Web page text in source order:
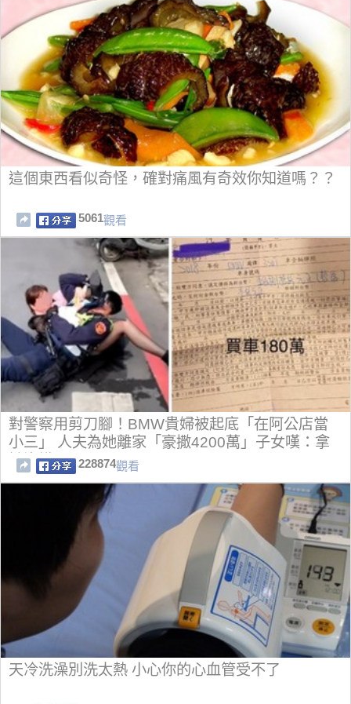
這個東西看似奇怪，確對痛風有奇效你知道嗎？？
5061觀看
對警察用剪刀腳！BMW貴婦被起底「在阿公店當
小三」 人夫為她離家「豪撒4200萬」子女嘆：拿
她沒轍
228874觀看
天冷洗澡別洗太熱 小心你的心血管受不了